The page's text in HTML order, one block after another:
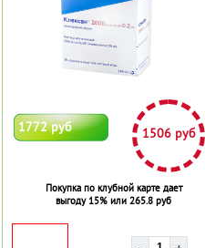
1772 руб 1506 руб
Покупка по клубной карте дает
выгоду 15% или 265.8 руб